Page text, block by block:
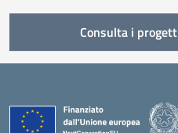
Consulta i